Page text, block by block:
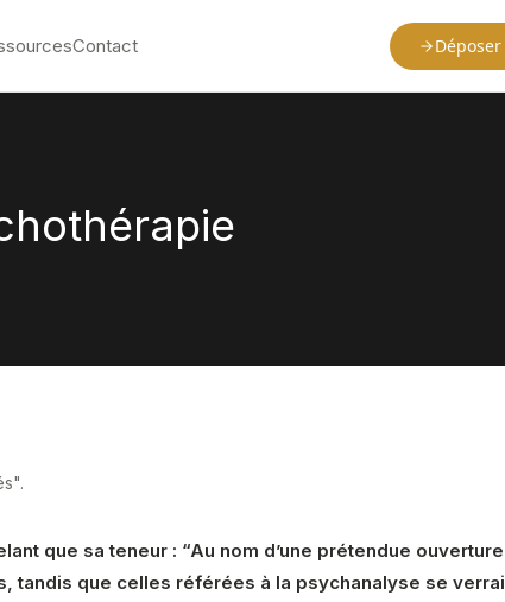
Contact
que sa teneur : “Au nom d’une prétendue
tandis que celles référées à la psychanalyse se